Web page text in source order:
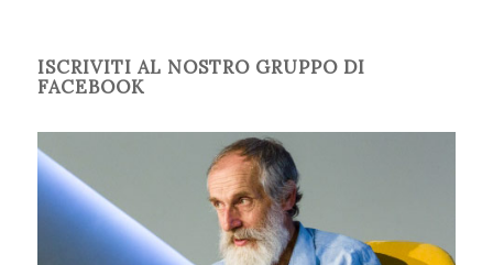
ISCRIVITI AL NOSTRO GRUPPO DI
FACEBOOK